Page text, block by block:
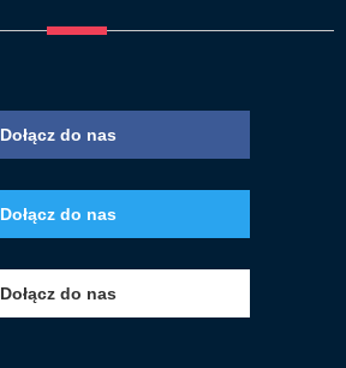
Dołącz do nas
Dołącz do nas
Dołącz do nas